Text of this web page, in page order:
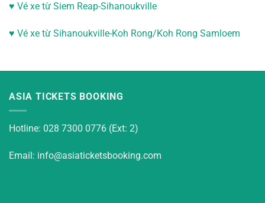
♥ Vé xe từ Siem Reap-Sihanoukville
♥ Vé xe từ Sihanoukville-Koh Rong/Koh Rong Samloem
ASIA TICKETS BOOKING
Hotline: 028 7300 0776 (Ext: 2)
Email: info@asiaticketsbooking.com